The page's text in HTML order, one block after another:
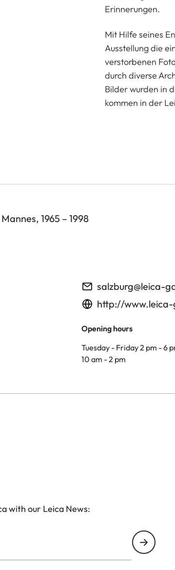
Erinnerungen.
Mit Hilfe seines
Ausstellung die
verstorbenen
durch diverse
Bilder wurden in
kommen in der
1965 – 1998
salzburg@leica-
http://
Opening hours
Tuesday - Friday 2 pm - 6
10 am - 2 pm
with our Leica News: